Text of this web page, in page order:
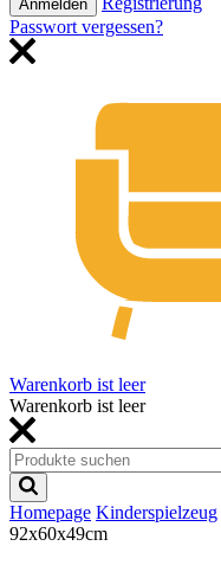
Anmelden
Passwort vergessen?
Warenkorb ist leer
Warenkorb ist leer
Homepage Kinderspielzeug
92x60x49cm